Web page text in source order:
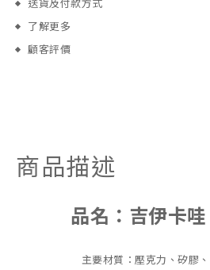
送貨及付款方式
了解更多
顧客評價
商品描述
品名： 吉伊卡
主要材質：壓克力、矽膠